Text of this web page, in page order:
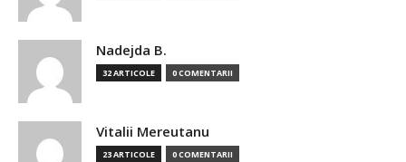
Nadejda B.
32 ARTICOLE 0 COMENTARII
Vitalii Mereutanu
23 ARTICOLE 0 COMENTARII